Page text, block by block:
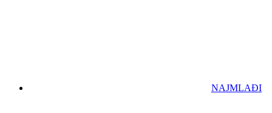
NAJMLAĐI